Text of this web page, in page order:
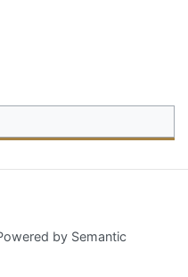
by Semantic